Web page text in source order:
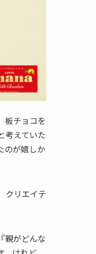
板チョコを
考えていた
のが嬉しか
クリエイテ
親がどんな